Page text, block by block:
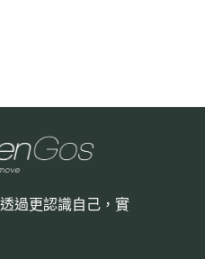
過更認識自己，實